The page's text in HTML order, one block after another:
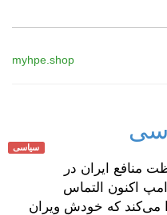
myhpe.shop
سیاسی
منافع ایران در
اکنون التماس
می‌کند که خودش ویران